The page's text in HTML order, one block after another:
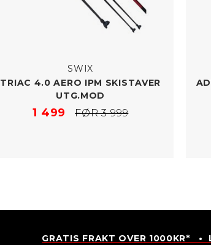
SWIX
TRIAC 4.0 AERO IPM SKISTAVER
UTG.MOD
1 499 FØR 3 999
GRATIS FRAKT OVER 1000KR* •